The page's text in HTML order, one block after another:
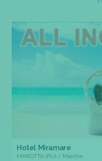
Hotel Miramare
MAROTTA (PU) / Marche